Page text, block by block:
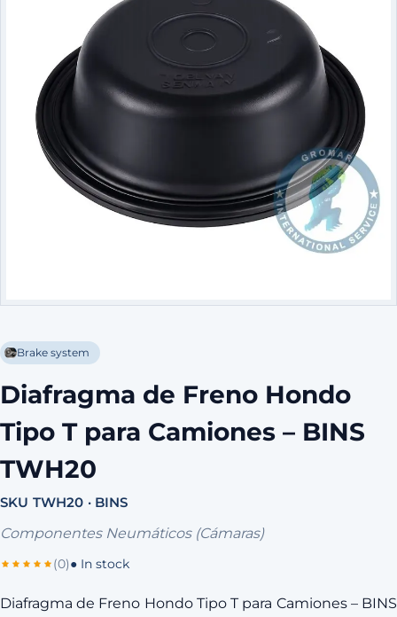
Brake system
Diafragma de Freno Hondo
Tipo T para Camiones – BINS
TWH20
SKU TWH20 · BINS
Componentes Neumáticos (Cámaras)
(0)● In stock
Diafragma de Freno Hondo Tipo T para Camiones – BINS